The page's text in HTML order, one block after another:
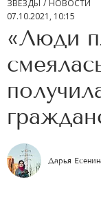
ЗВЕЗДЫ
НОВОСТИ
07.10.2021, 10:15
«Люди
Дарья